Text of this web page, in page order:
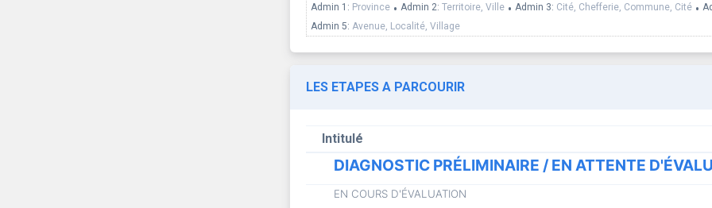
Admin 1: Province • Admin 2: Territoire, Ville • Admin 3: Cité, Chefferie, Commune, Cité •
Admin 5: Avenue, Localité, Village
LES ETAPES A PARCOURIR
Intitulé
DIAGNOSTIC PRÉLIMINAIRE / EN ATTENTE
EN COURS D'ÉVALUATION